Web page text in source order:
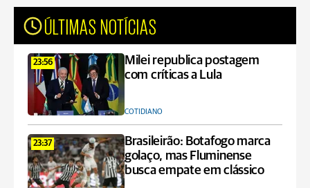
ÚLTIMAS NOTÍCIAS
23:56
Milei republica postagem
com críticas a Lula
COTIDIANO
23:37
Brasileirão: Botafogo marca
golaço, mas Fluminense
busca empate em clássico